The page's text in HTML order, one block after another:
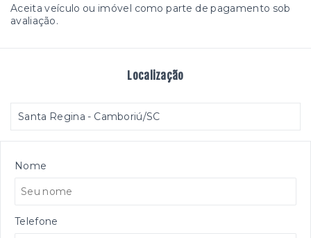
Aceita veículo ou imóvel como parte de pagamento sob
avaliação.
Localização
Santa Regina - Camboriú/SC
Nome
Telefone